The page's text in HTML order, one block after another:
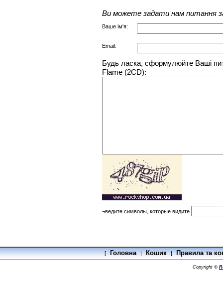
Ви можете задати нам питання
Ваше ім'я:
Email:
Будь ласка, сформулюйте Ваші
Flame (2CD):
¬ведите символы, которые видите
[ Головна | Кошик | Правила та
Copyright ©